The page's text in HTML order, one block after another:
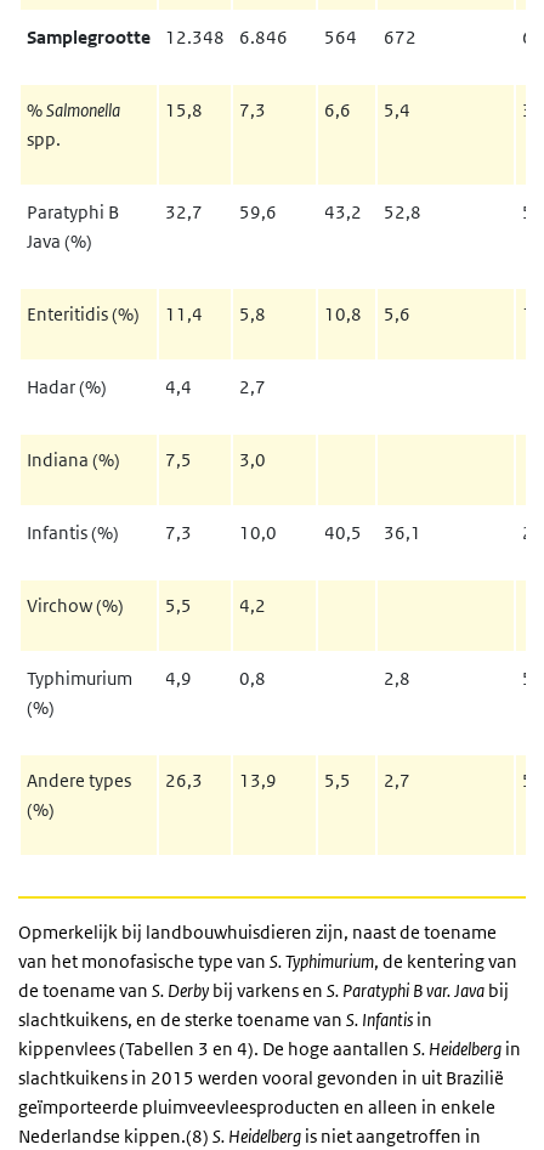
Samplegrootte 12.348 6.846 564 672
%Salmonella
spp.
15,8 7,3 6,6 5,4
Paratyphi B
Java (%)
32,7 59,6 43,2 52,8
Enteritidis (%) 11,4 5,8 10,8 5,6
Hadar (%) 4,4 2,7
Indiana (%) 7,5 3,0
Infantis (%) 7,3 10,0 40,5 36,1
Virchow (%) 5,5 4,2
Typhimurium
(%)
4,9 0,8 2,8
Andere types
(%)
26,3 13,9 5,5 2,7
Opmerkelijk bij landbouwhuisdieren zijn, naast de toename
van het monofasische type van S.Typhimurium, de kentering van
de toename van S. Derby bij varkens en S. Paratyphi B var. Java bij
slachtkuikens, en de sterke toename van S. Infantis in
kippenvlees (Tabellen 3 en 4). De hoge aantallen S. Heidelberg in
slachtkuikens in 2015 werden vooral gevonden in uit Brazilië
geïmporteerde pluimveevleesproducten en alleen in enkele
Nederlandse kippen.(8) S. Heidelberg is niet aangetroffen in